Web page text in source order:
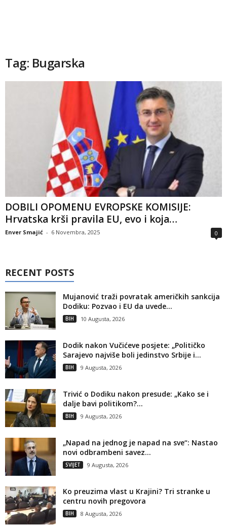
Tag: Bugarska
DOBILI OPOMENU EVROPSKE KOMISIJE:
Hrvatska krši pravila EU, evo i koja…
Enver Smajić - 6 Novembra, 2025 0
RECENT POSTS
Mujanović traži povratak američkih sankcija
Dodiku: Pozvao i EU da uvede...
BIH 10 Augusta, 2026
Dodik nakon Vučićeve posjete: „Političko
Sarajevo najviše boli jedinstvo Srbije i...
BIH 9 Augusta, 2026
Trivić o Dodiku nakon presude: „Kako se i
dalje bavi politikom?...
BIH 9 Augusta, 2026
„Napad na jednog je napad na sve“: Nastao
novi odbrambeni savez...
SVIJET 9 Augusta, 2026
Ko preuzima vlast u Krajini? Tri stranke u
centru novih pregovora
BIH 8 Augusta, 2026